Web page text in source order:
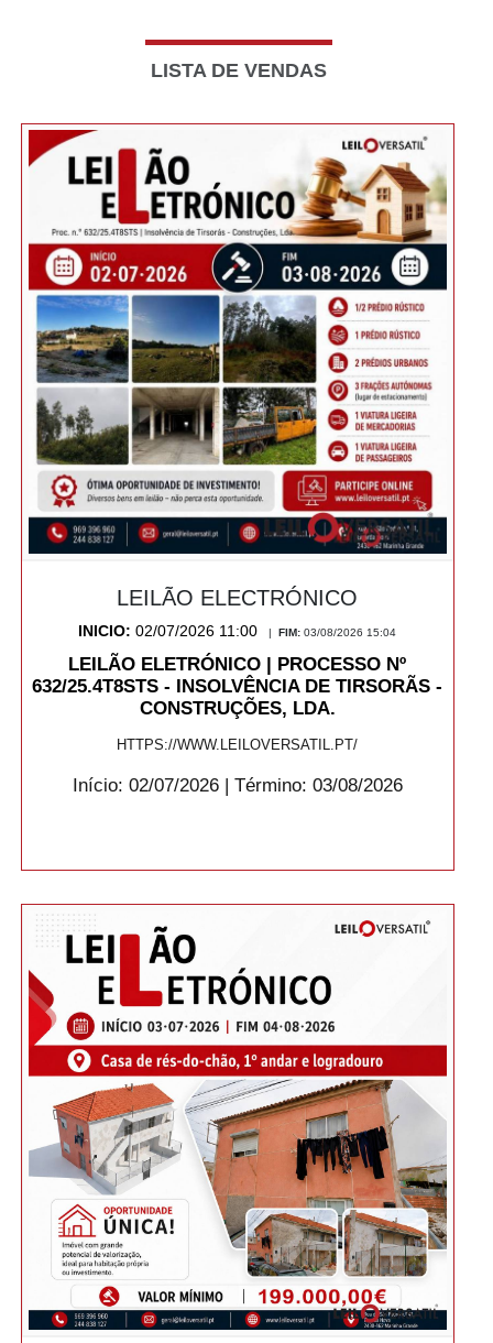
LISTA DE VENDAS
LEILÃO ELECTRÓNICO
INICIO:02/07/2026 11:00 |FIM:03/08/2026 15:04
LEILÃO ELETRÓNICO | PROCESSO Nº
632/25.4T8STS - INSOLVÊNCIA DE TIRSORÃS -
CONSTRUÇÕES, LDA.
HTTPS://WWW.LEILOVERSATIL.PT/
Início: 02/07/2026 | Término: 03/08/2026